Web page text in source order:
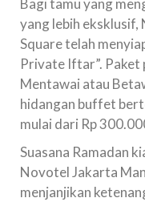
Bagi tamu yang
yang lebih
Square telah
Private Iftar”. Paket
Mentawai atau
hidangan buffet
mulai dari Rp
Suasana Ramadan
Novotel Jakarta
menjanjikan